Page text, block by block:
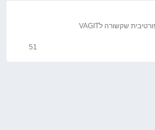
כל פעילות מוטורית ספורטיבית שקשורה לVAGIT
51